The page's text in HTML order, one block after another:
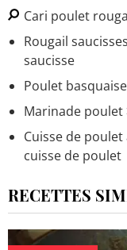
Cari poulet
Rougail
saucisse
Poulet basquaise
Marinade poulet
Cuisse de
cuisse de poulet
RECETTES